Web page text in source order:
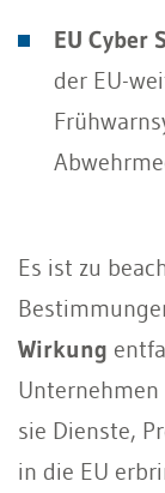
EU Cyber
der EU-
Es ist zu
Wirkung
sie Dienste,
in die EU